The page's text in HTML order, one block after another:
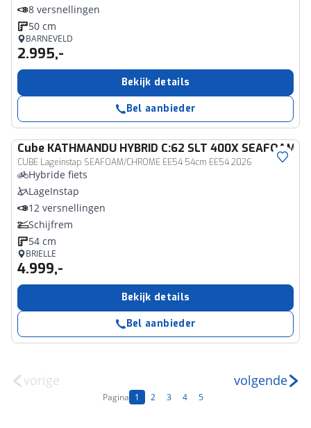
8 versnellingen
50 cm
BARNEVELD
2.995,-
Bekijk details
Bel aanbieder
Cube KATHMANDU HYBRID C:62 SLT 400X SEAFOAM/
CUBE Lageinstap SEAFOAM/CHROME EE54 54cm EE54 2026
Hybride fiets
LageInstap
12 versnellingen
Schijfrem
54 cm
BRIELLE
4.999,-
Bekijk details
Bel aanbieder
vorige
Pagina 1 2 3 4 5
volgende